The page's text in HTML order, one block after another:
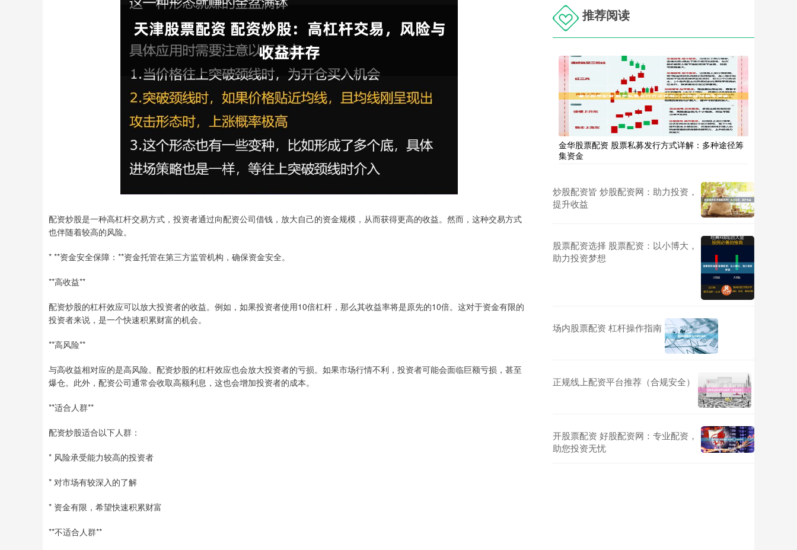
配资炒股是一种高杠杆交易方式，投资者通过向配资公司借钱，放大自己的资金规模，从而获得更高的收益。然而，这种交易方式
也伴随着较高的风险。
* **资金安全保障：**资金托管在第三方监管机构，确保资金安全。
**高收益**
配资炒股的杠杆效应可以放大投资者的收益。例如，如果投资者使用10倍杠杆，那么其收益率将是原先的10倍。这对于资金有限的
投资者来说，是一个快速积累财富的机会。
**高风险**
与高收益相对应的是高风险。配资炒股的杠杆效应也会放大投资者的亏损。如果市场行情不利，投资者可能会面临巨额亏损，甚至
爆仓。此外，配资公司通常会收取高额利息，这也会增加投资者的成本。
**适合人群**
配资炒股适合以下人群：
* 风险承受能力较高的投资者
* 对市场有较深入的了解
* 资金有限，希望快速积累财富
**不适合人群**
推荐阅读
金华股票配资 股票私募发行方式详解：多种途径筹
集资金
炒股配资皆 炒股配资网：助力投资，
提升收益
股票配资选择 股票配资：以小博大，
助力投资梦想
场内股票配资 杠杆操作指南
正规线上配资平台推荐（合规安全）
开股票配资 好股配资网：专业配资，
助您投资无忧